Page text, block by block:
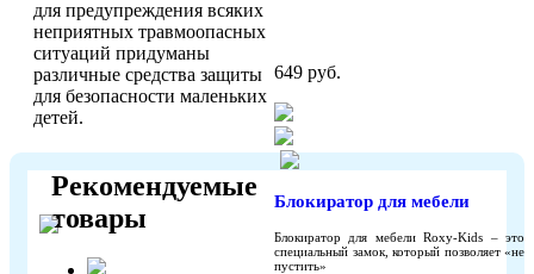
649 руб.
Блокиратор для мебели
Блокиратор для мебели Roxy-Kids – это
специальный замок, который позволяет «не
пустить»
для предупреждения всяких
неприятных травмоопасных
ситуаций придуманы
различные средства защиты
для безопасности маленьких
детей.
Рекомендуемые
товары